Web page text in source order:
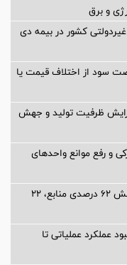
و برق
کشور در بیمه دی
سود از اختلاف قیمت یا
آب، افزایش ظرفیت تولید و جهش
و رفع موانع واحدهای
مهر ایران در مسیر فتح قله‌های جدید؛ جهش ۶۲ درصدی منابع، ۲۲
در سال ۱۴۰۵؛ از بهبود عملکرد عملیاتی تا